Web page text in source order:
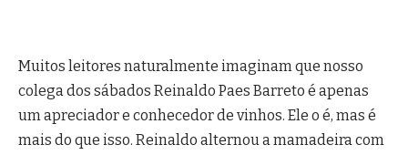
Muitos leitores naturalmente imaginam que nosso
colega dos sábados Reinaldo Paes Barreto é apenas
um apreciador e conhecedor de vinhos. Ele o é, mas é
mais do que isso. Reinaldo alternou a mamadeira com